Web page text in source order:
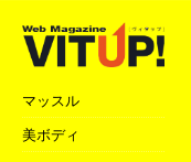
マッスル
美ボディ